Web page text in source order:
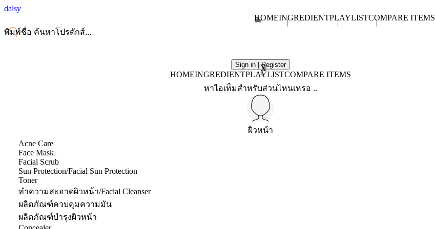
daisy
HOMEINGREDIENTPLAYLISTCOMPARE ITEMS
Sign in | Register
X
HOMEINGREDIENTPLAYLISTCOMPARE ITEMS
หาไอเท็มสำหรับส่วนไหนเหรอ ..
ผิวหน้า
Acne Care
Face Mask
Facial Scrub
Sun Protection/Facial Sun Protection
Toner
ทำความสะอาดผิวหน้า/Facial Cleanser
ผลิตภัณฑ์ควบคุมความมัน
ผลิตภัณฑ์บำรุงผิวหน้า